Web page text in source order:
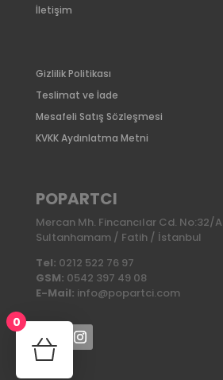
İletişim
Gizlilik Politikası
Teslimat ve İade
Mesafeli Satış Sözleşmesi
KVKK Aydınlatma Metni
POPARTCI
Mercan Mh. Fincancılar Cd. No:32/A
Sultanhamam / Fatih / İstanbul
Tel: 0212 522 76 97
GSM: 0542 397 49 08
E-Mail: info@popartci.com
0